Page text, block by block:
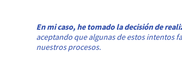
En mi caso, he tomado la decisión de
aceptando que algunas de estos intentos
nuestros procesos.